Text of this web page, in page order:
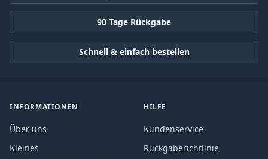
90 Tage Rückgabe
Schnell & einfach bestellen
INFORMATIONEN
Über uns
Kleines
HILFE
Kundenservice
Rückgaberichtlinie